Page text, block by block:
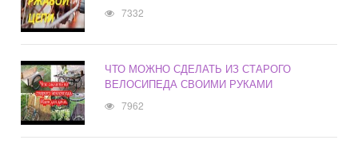
7332
ЧТО МОЖНО СДЕЛАТЬ ИЗ СТАРОГО
ВЕЛОСИПЕДА СВОИМИ РУКАМИ
7962